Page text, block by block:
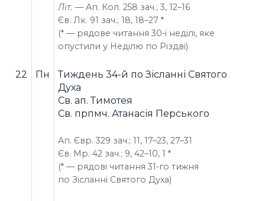
Літ. — Ап. Кол. 258 зач.; 3, 12–16
Єв. Лк. 91 зач.; 18, 18–27 *
(* — рядове читання 30-ї неділі, яке
опустили у Неділю по Різдві)
22 Пн
Тиждень 34-й по Зісланні Святого
Духа
Св. ап. Тимотея
Св. прпмч. Атанасія Перського
Ап. Євр. 329 зач.; 11, 17–23, 27–31
Єв. Мр. 42 зач.; 9, 42–10, 1 *
(* — рядові читання 31-го тижня
по Зісланні Святого Духа)